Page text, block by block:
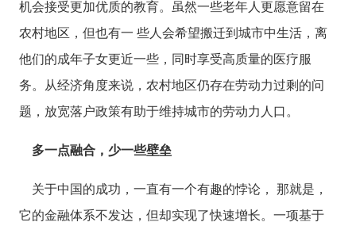
机会接受更加优质的教育。虽然一些老年人更愿意留在
农村地区，但也有一 些人会希望搬迁到城市中生活，离
他们的成年子女更近一些，同时享受高质量的医疗服
务。从经济角度来说，农村地区仍存在劳动力过剩的问
题，放宽落户政策有助于维持城市的劳动力人口。
多一点融合，少一些壁垒
关于中国的成功，一直有一个有趣的悖论，
那就是，
它的金融体系不发达，但却实现了快速增长。一项基于